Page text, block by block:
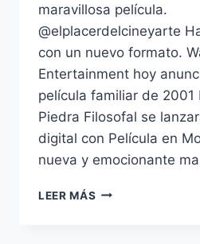
maravillosa película.
@elplacerdelcineyarte
con un nuevo formato.
Entertainment hoy
película familiar de 2001
Piedra Filosofal se
digital con Película en
nueva y emocionante
LEER MÁS HARRY